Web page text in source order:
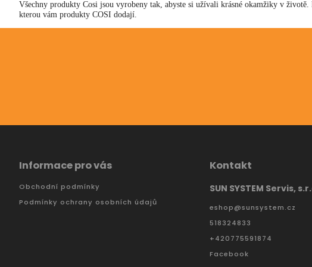
Všechny produkty Cosi jsou vyrobeny tak, abyste si užívali krásné okamžiky v životě.
kterou vám produkty COSI dodají.
Informace pro vás
Obchodní podmínky
Podmínky ochrany osobních údajů
Kontakt
SUN SYSTEM Servis,
eshop@sunsystem.cz
518324833
+420775591874
Facebook